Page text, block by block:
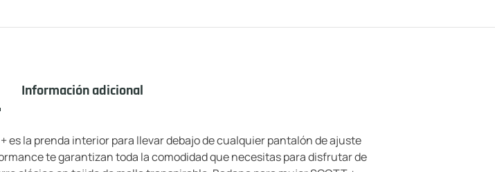
Información adicional
es la prenda interior para llevar debajo de cualquier pantalón de ajuste
te garantizan toda la comodidad que necesitas para disfrutar de